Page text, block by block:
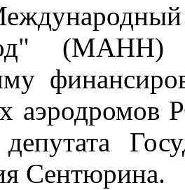
аэродромов
Сентюрина.